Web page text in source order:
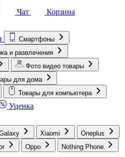
Чат Корзина
Смартфоны
и развлечения
Фото видео товары
для дома
Товары для компьютера
Уценка
Xiaomi
Oneplus
Oppo Nothing Phone